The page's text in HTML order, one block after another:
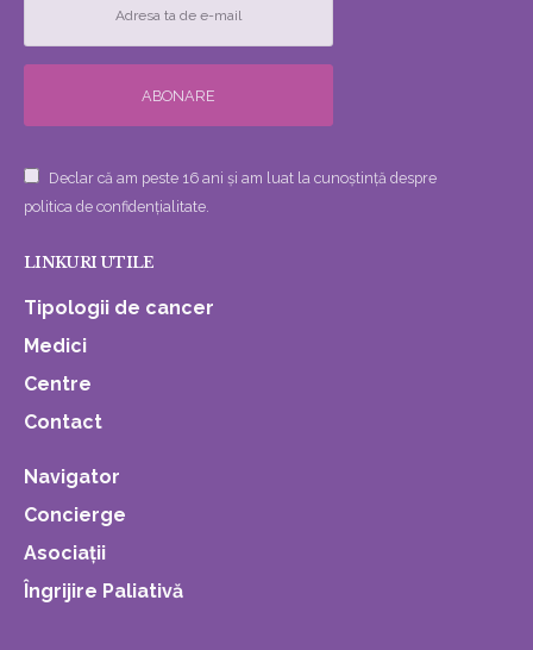
Declar că am peste 16 ani și am luat la cunoștință despre
politica de confidențialitate.
LINKURI UTILE
Tipologii de cancer
Medici
Centre
Contact
Navigator
Concierge
Asociații
Îngrijire Paliativă